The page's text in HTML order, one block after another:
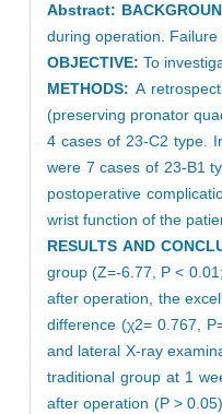
Abstract:
during operation.
OBJECTIVE: To
METHODS: A
(preserving pronator
4 cases of 23-C2 type.
were 7 cases of 23-B1
postoperative
wrist function of the
RESULTS AND
group (Z=-6.77, P <
after operation, the
difference (χ2= 0.767,
and lateral X-ray
traditional group at 1
after operation (P >